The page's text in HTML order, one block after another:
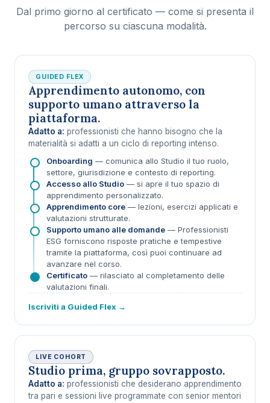
Dal primo giorno al certificato — come si presenta il
percorso su ciascuna modalità.
GUIDED FLEX
Apprendimento autonomo, con
supporto umano attraverso la
piattaforma.
Adatto a: professionisti che hanno bisogno che la
materialità si adatti a un ciclo di reporting intenso.
Onboarding — comunica allo Studio il tuo ruolo,
settore, giurisdizione e contesto di reporting.
Accesso allo Studio — si apre il tuo spazio di
apprendimento personalizzato.
Apprendimento core — lezioni, esercizi applicati e
valutazioni strutturate.
Supporto umano alle domande — Professionisti
ESG forniscono risposte pratiche e tempestive
tramite la piattaforma, così puoi continuare ad
avanzare nel corso.
Certificato — rilasciato al completamento delle
valutazioni finali.
Iscriviti a Guided Flex →
LIVE COHORT
Studio prima, gruppo sovrapposto.
Adatto a: professionisti che desiderano apprendimento
tra pari e sessioni live programmate con senior mentori